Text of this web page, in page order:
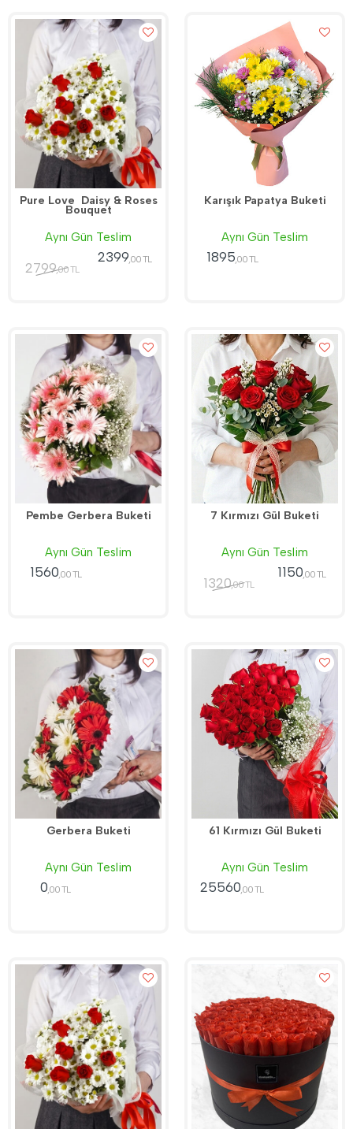
Pure Love  Daisy & Roses
Bouquet
Aynı Gün Teslim
2799,00 TL
2399,00 TL
Karışık Papatya Buketi
Aynı Gün Teslim
1895,00 TL
Pembe Gerbera Buketi
Aynı Gün Teslim
1560,00 TL
7 Kırmızı Gül Buketi
Aynı Gün Teslim
1320,00 TL
1150,00 TL
Gerbera Buketi
Aynı Gün Teslim
0 ,00 TL
61 Kırmızı Gül Buketi
Aynı Gün Teslim
25560 ,00 TL